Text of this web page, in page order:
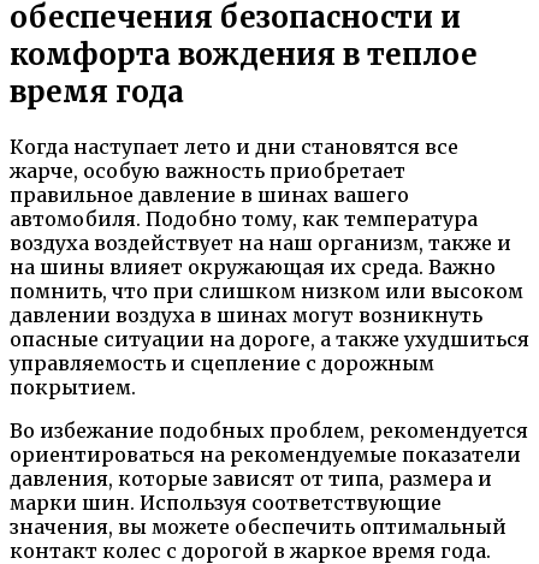
обеспечения безопасности и
комфорта вождения в теплое
время года
Когда наступает лето и дни становятся все
жарче, особую важность приобретает
правильное давление в шинах вашего
автомобиля. Подобно тому, как температура
воздуха воздействует на наш организм, также и
на шины влияет окружающая их среда. Важно
помнить, что при слишком низком или высоком
давлении воздуха в шинах могут возникнуть
опасные ситуации на дороге, а также ухудшиться
управляемость и сцепление с дорожным
покрытием.
Во избежание подобных проблем, рекомендуется
ориентироваться на рекомендуемые показатели
давления, которые зависят от типа, размера и
марки шин. Используя соответствующие
значения, вы можете обеспечить оптимальный
контакт колес с дорогой в жаркое время года.